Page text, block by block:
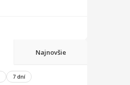
Najnovšie
7 dní